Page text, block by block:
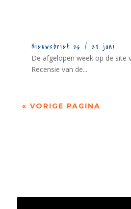
Nieuwsbrief 26 / 28 juni
De afgelopen week op de site
Recensie van de...
« VORIGE PAGINA